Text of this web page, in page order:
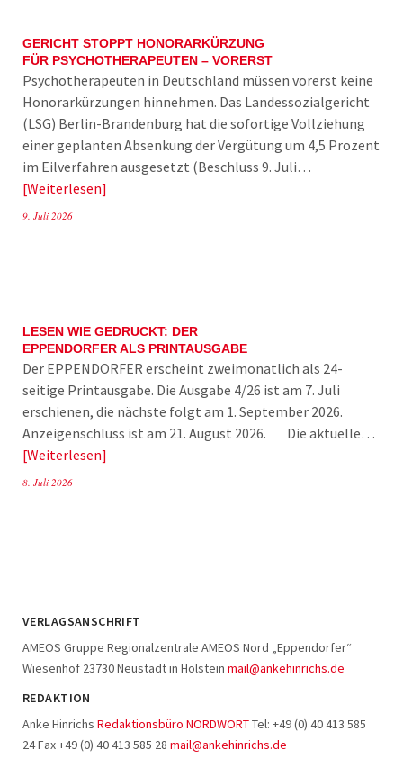
GERICHT STOPPT HONORARKÜRZUNG
FÜR PSYCHOTHERAPEUTEN – VORERST
Psychotherapeuten in Deutschland müssen vorerst keine
Honorarkürzungen hinnehmen. Das Landessozialgericht
(LSG) Berlin-Brandenburg hat die sofortige Vollziehung
einer geplanten Absenkung der Vergütung um 4,5 Prozent
im Eilverfahren ausgesetzt (Beschluss 9. Juli…
Weiterlesen
9. Juli 2026
LESEN WIE GEDRUCKT: DER
EPPENDORFER ALS PRINTAUSGABE
Der EPPENDORFER erscheint zweimonatlich als 24-
seitige Printausgabe. Die Ausgabe 4/26 ist am 7. Juli
erschienen, die nächste folgt am 1. September 2026.
Anzeigenschluss ist am 21. August 2026. Die aktuelle…
Weiterlesen
8. Juli 2026
VERLAGSANSCHRIFT
AMEOS Gruppe Regionalzentrale AMEOS Nord „Eppendorfer“
Wiesenhof 23730 Neustadt in Holstein mail@ankehinrichs.de
REDAKTION
Anke Hinrichs Redaktionsbüro NORDWORTTel: +49 (0) 40 413 585
24 Fax +49 (0) 40 413 585 28 mail@ankehinrichs.de